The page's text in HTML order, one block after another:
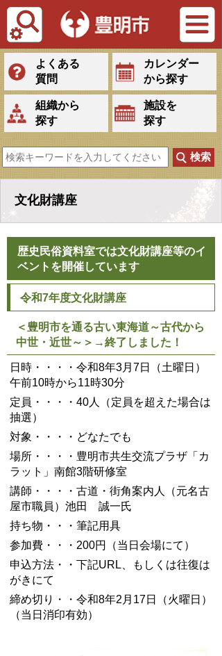
Tiếng Việt
よくある
質問
カレンダー
から探す
組織から
探す
施設を
探す
文化財講座
歴史民俗資料室では文化財講座等のイ
ベントを開催しています
令和7年度文化財講座
＜豊明市を通る古い東海道～古代から
中世・近世～＞→終了しました！
日時・・・・令和8年3月7日（土曜日）
午前10時から11時30分
定員・・・・40人（定員を超えた場合は
抽選）
対象・・・・どなたでも
場所・・・・豊明市共生交流プラザ「カ
ラット」南館3階研修室
講師・・・・古道・街角案内人（元名古
屋市職員）池田 誠一氏
持ち物・・・筆記用具
参加費・・・200円（当日会場にて）
申込方法・・下記URL、もしくは往復は
がきにて
締め切り・・令和8年2月17日（火曜日）
（当日消印有効）